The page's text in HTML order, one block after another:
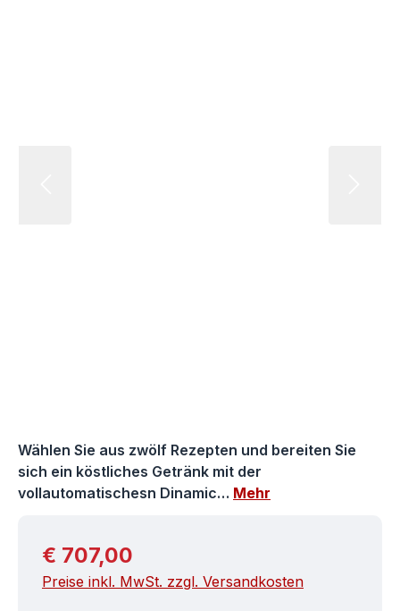
Wählen Sie aus zwölf Rezepten und bereiten Sie
sich ein köstliches Getränk mit der
vollautomatischesn Dinamic… Mehr
Regulärer Preis:
€ 707,00
Preise inkl. MwSt. zzgl. Versandkosten